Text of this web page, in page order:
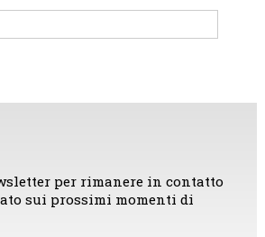
per rimanere in contatto
sui prossimi momenti di